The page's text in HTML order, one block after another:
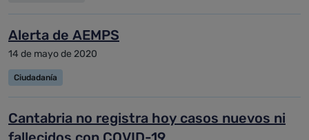
Alerta de AEMPS
14 de mayo de 2020
Ciudadanía
Cantabria no registra hoy casos nuevos ni